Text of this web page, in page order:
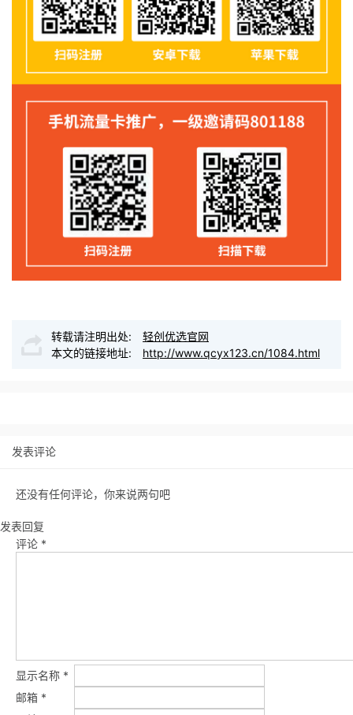
转载请注明出处:
轻创优选官网
本文的链接地址:
http://www.qcyx123.cn/1084.html
发表评论
还没有任何评论，你来说两句吧
发表回复
评论 *
显示名称 *
邮箱 *